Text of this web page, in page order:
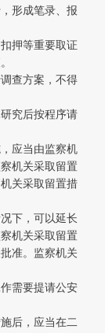
形成笔录、报
押等重要取证
查方案，不得
究后按程序请
应当由监察机
机关采取留置
关采取留置措
下，可以延长
机关采取留置
准。监察机关
需要提请公安
后，应当在二